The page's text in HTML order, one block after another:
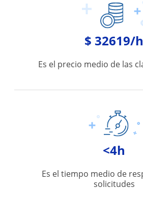
$ 32619/h
Es el precio medio de las
<4h
Es el tiempo medio de
solicitudes